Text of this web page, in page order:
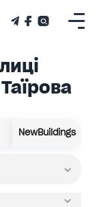
NewBuildings